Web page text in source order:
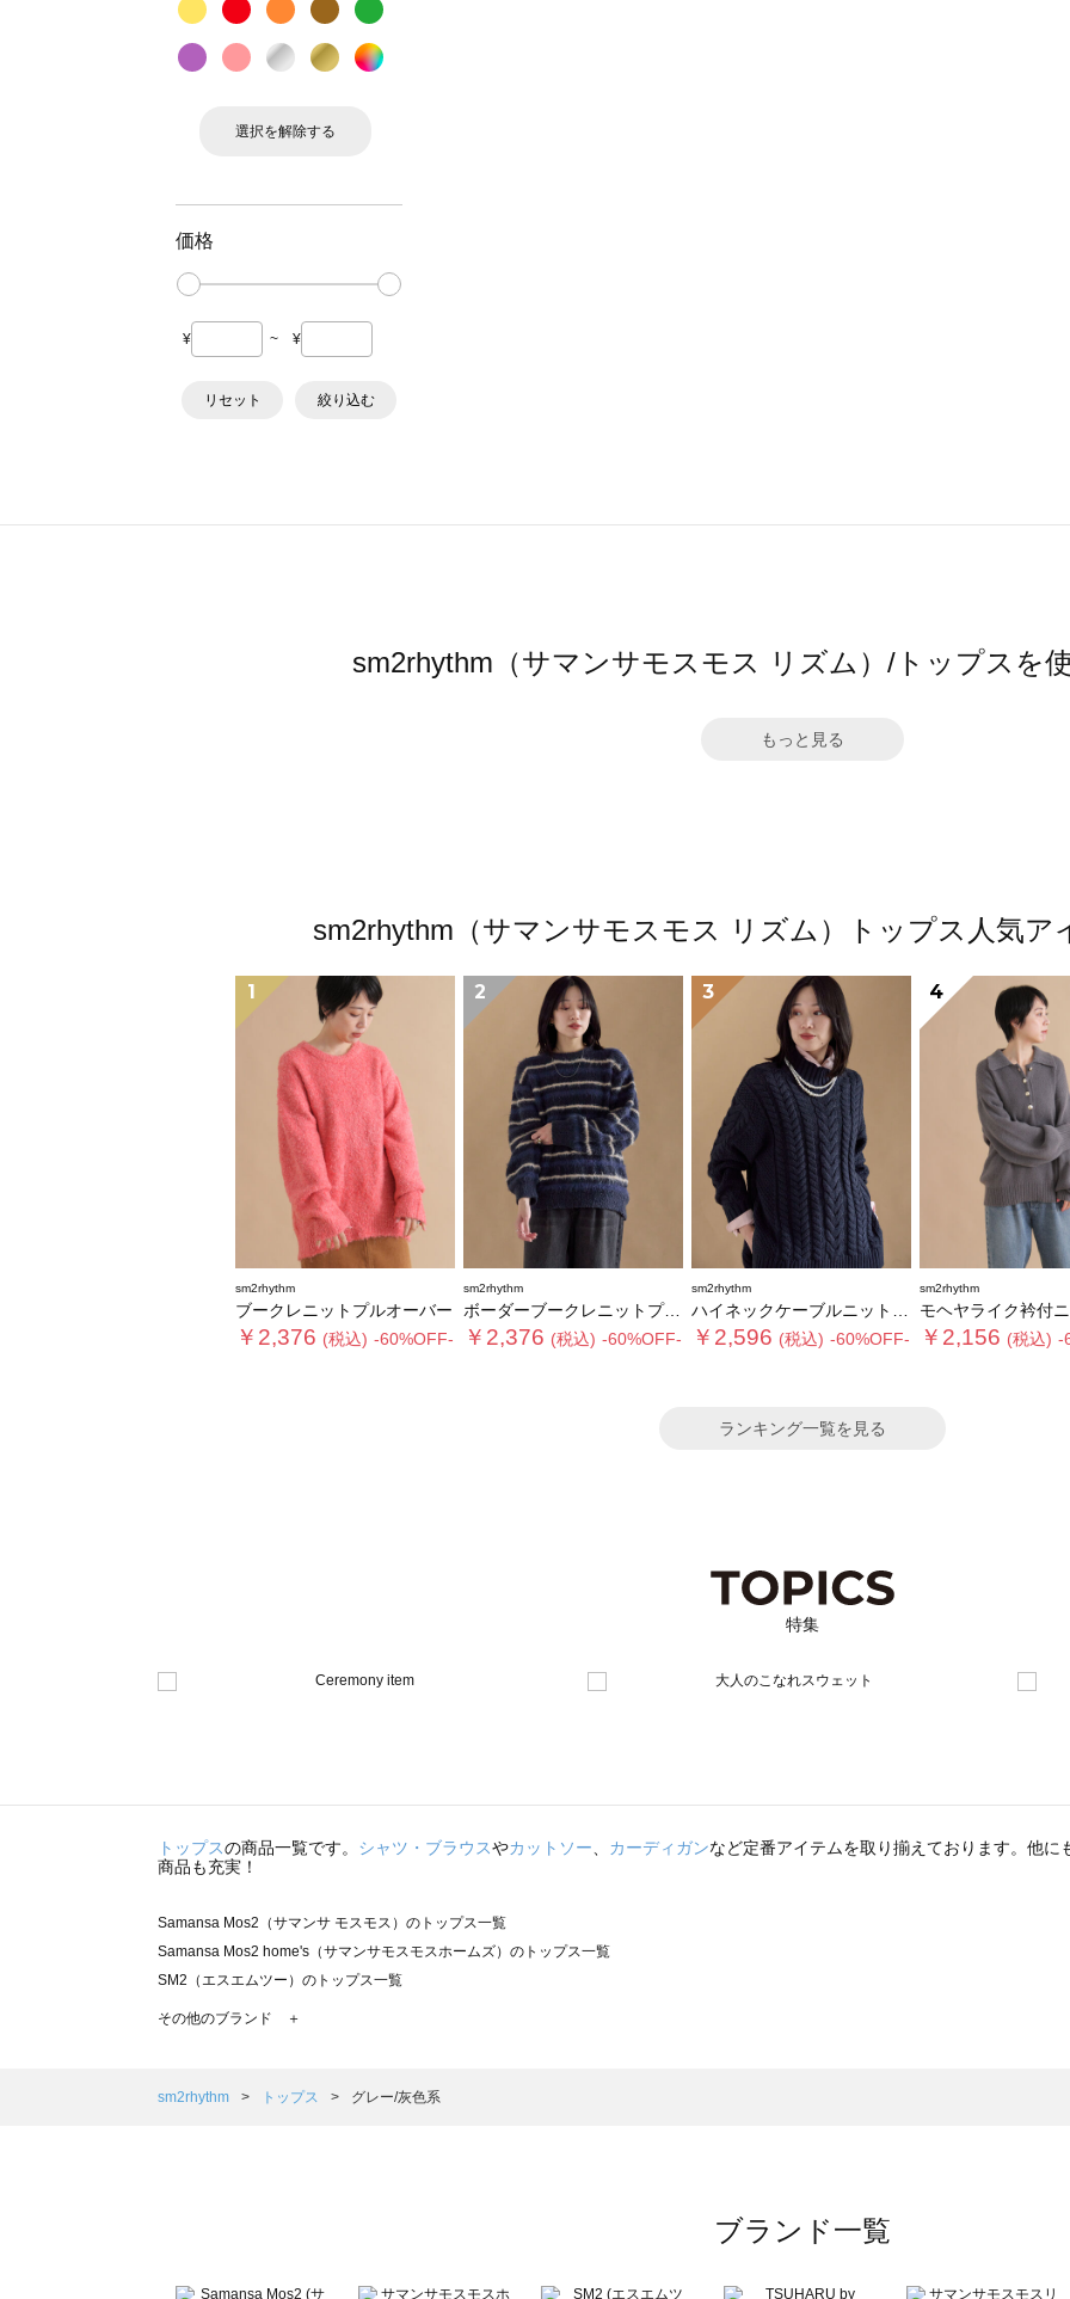
選択を解除する
価格
¥ ~ ¥
リセット 絞り込む
sm2rhythm（サマンサモスモス リズム）/トップスを
もっと見る
sm2rhythm（サマンサモスモス リズム）トップス人気ア
1
sm2rhythm
ブークレニットプルオーバー
￥2,376 (税込) -60%OFF-
2
sm2rhythm
ボーダーブークレニットプルオーバー
￥2,376 (税込) -60%OFF-
3
sm2rhythm
ハイネックケーブルニットプルオーバー
￥2,596 (税込) -60%OFF-
4
sm2rhythm
モヘヤライク衿付ニットプ
￥2,156 (税込) -
ランキング一覧を見る
特集
トップスの商品一覧です。 シャツ・ブラウスやカットソー、 カーディガンなど定番アイテムを取り揃えております。他に
商品も充実！
Samansa Mos2（サマンサ モスモス）のトップス一覧
Samansa Mos2 home's（サマンサモスモスホームズ）のトップス一覧
SM2（エスエムツー）のトップス一覧
TSUHARU by Samansa Mos2（ツハルバイサマンサモスモス）のトップス一覧
Samansa Mos2 Lagom（サマンサモスモス ラーゴム）のトップス一覧
その他のブランド ＋
sm2rhythm トップス グレー/灰色系
ブランド一覧